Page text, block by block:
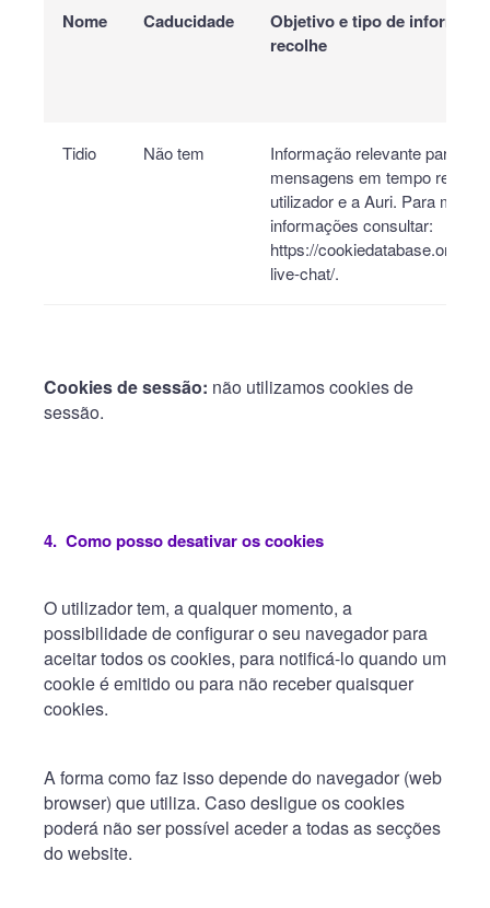
Nome Caducidade
Objetivo e tipo de
recolhe
Tidio Não tem
Informação relevante para as
mensagens em tempo real
utilizador e a Auri. Para mais
informações consultar:
https://cookiedatabase.org/
live-chat/.
Cookies de sessão: não utilizamos cookies de
sessão.
4. Como posso desativar os cookies
O utilizador tem, a qualquer momento, a
possibilidade de configurar o seu navegador para
aceitar todos os cookies, para notificá-lo quando um
cookie é emitido ou para não receber quaisquer
cookies.
A forma como faz isso depende do navegador (web
browser) que utiliza. Caso desligue os cookies
poderá não ser possível aceder a todas as secções
do website.